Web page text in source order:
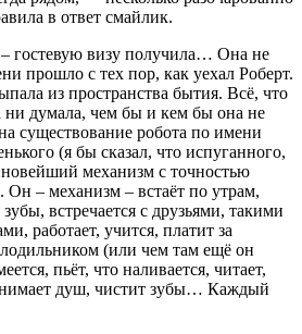
в ответ смайлик.
гостевую визу получила… Она не
прошло с тех пор, как уехал Роберт.
из пространства бытия. Всё, что
ни думала, чем бы и кем бы она не
существование робота по имени
(я бы сказал, что испуганного,
новейший механизм с точностью
– механизм – встаёт по утрам,
встречается с друзьями, такими
работает, учится, платит за
(или чем там ещё он
пьёт, что наливается, читает,
душ, чистит зубы… Каждый